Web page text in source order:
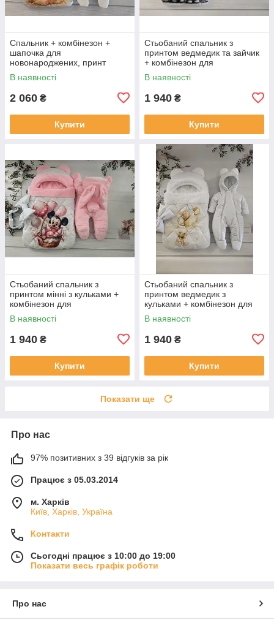
Спальник + комбінезон +
шапочка для
новонароджених, принт
зайченя, молочний
В наявності
2 060 ₴
Купити
Стьобаний спальник з
принтом ведмедик та зайчик
+ комбінезон для
новонароджених, білий із
зеленим
В наявності
1 940 ₴
Купити
Стьобаний спальник з
принтом мінні з кульками +
комбінезон для
новонароджених, рожевий
В наявності
1 940 ₴
Купити
Стьобаний спальник з
принтом ведмедик з
кульками + комбінезон для
новонароджених, білий
В наявності
1 940 ₴
Купити
Показати ще
Про нас
97% позитивних з 39 відгуків за рік
Працює з 05.03.2014
м. Харків
Київ, Харків, Україна
Контакти
Сьогодні працює з 10:00 до 19:00
Показати весь графік роботи
Про нас